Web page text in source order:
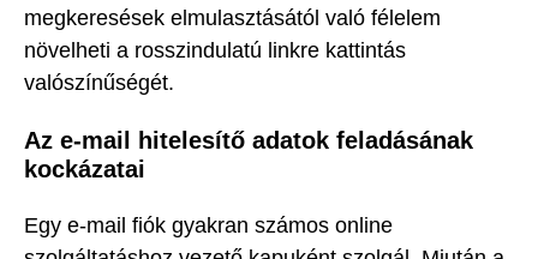
megkeresések elmulasztásától való félelem
növelheti a rosszindulatú linkre kattintás
valószínűségét.
Az e-mail hitelesítő adatok feladásának
kockázatai
Egy e-mail fiók gyakran számos online